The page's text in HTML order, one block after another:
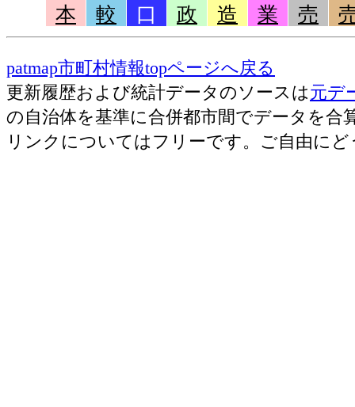
本
較
口
政
造
業
売
patmap市町村情報topページへ戻る
更新履歴および統計データのソースは元デ
の自治体を基準に合併都市間でデータを合
リンクについてはフリーです。ご自由にど